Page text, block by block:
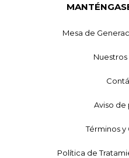
Mesa de
Aviso de
Términos
Política de